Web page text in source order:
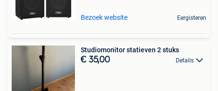
Bezoek website Eergisteren
Studiomonitor statieven 2 stuks
€ 35,00 Details